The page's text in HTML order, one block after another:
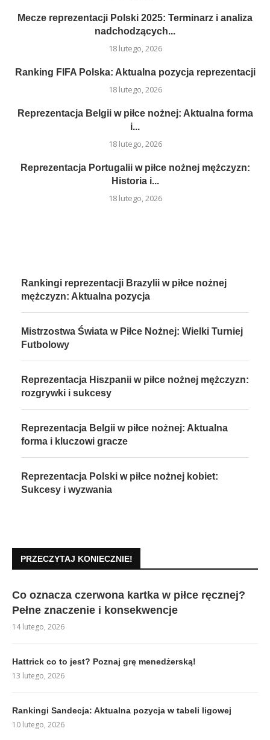
Mecze reprezentacji Polski 2025: Terminarz i analiza
nadchodzących...
18 lutego, 2026
Ranking FIFA Polska: Aktualna pozycja reprezentacji
18 lutego, 2026
Reprezentacja Belgii w piłce nożnej: Aktualna forma
i...
18 lutego, 2026
Reprezentacja Portugalii w piłce nożnej mężczyzn:
Historia i...
18 lutego, 2026
Rankingi reprezentacji Brazylii w piłce nożnej
mężczyzn: Aktualna pozycja
Mistrzostwa Świata w Piłce Nożnej: Wielki Turniej
Futbolowy
Reprezentacja Hiszpanii w piłce nożnej mężczyzn:
rozgrywki i sukcesy
Reprezentacja Belgii w piłce nożnej: Aktualna
forma i kluczowi gracze
Reprezentacja Polski w piłce nożnej kobiet:
Sukcesy i wyzwania
PRZECZYTAJ KONIECZNIE!
Co oznacza czerwona kartka w piłce ręcznej?
Pełne znaczenie i konsekwencje
14 lutego, 2026
Hattrick co to jest? Poznaj grę menedżerską!
13 lutego, 2026
Rankingi Sandecja: Aktualna pozycja w tabeli ligowej
10 lutego, 2026